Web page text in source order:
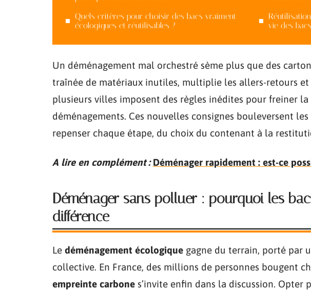
Quels critères pour choisir des bacs vraiment
écologiques et réutilisables ?
vie des
Un déménagement mal orchestré sème plus que des
traînée de matériaux inutiles, multiplie les allers-retours et
plusieurs villes imposent des règles inédites pour freiner
déménagements. Ces nouvelles consignes bouleversent
repenser chaque étape, du choix du contenant à la
A lire en complément : Déménager rapidement : est-ce
Déménager sans polluer : pourquoi les
différence
Le déménagement écologique gagne du terrain, porté par
collective. En France, des millions de personnes bougent
empreinte carbone s’invite enfin dans la discussion. Opter